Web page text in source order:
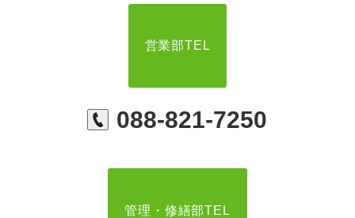
営業部TEL
088-821-7250
管理・修繕部TEL